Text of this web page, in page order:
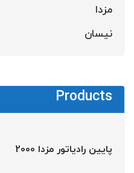
مزدا
نیسان
Products
پایین رادیاتور مزدا 2000